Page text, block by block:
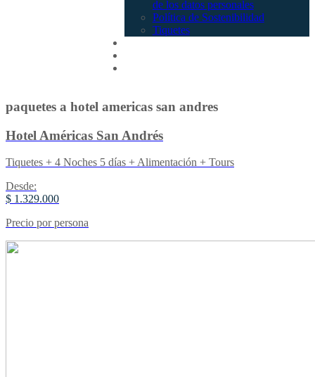
de los datos personales
Política de Sostenibilidad
Tiquetes
paquetes a hotel americas san andres
Hotel Américas San Andrés
Tiquetes + 4 Noches 5 días + Alimentación + Tours
Desde:
$ 1.329.000
Precio por persona